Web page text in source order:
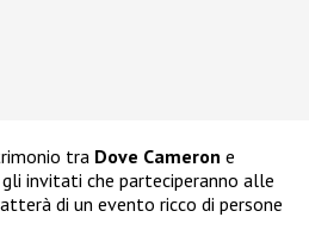
tra Dove Cameron e
gli invitati che parteciperanno alle
di un evento ricco di persone